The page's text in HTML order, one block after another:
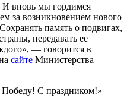
И вновь мы гордимся
за возникновением нового
память о подвигах,
передавать ее
— говорится в
сайте Министерства
Победу! С праздником!» —